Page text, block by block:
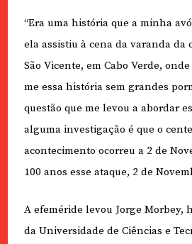
“Era uma história que a minha
ela assistiu à cena da varanda da
São Vicente, em Cabo Verde,
me essa história sem grandes
questão que me levou a abordar
alguma investigação é que o
acontecimento ocorreu a 2 de
100 anos esse ataque, 2 de
A efeméride levou Jorge Morbey,
da Universidade de Ciências e